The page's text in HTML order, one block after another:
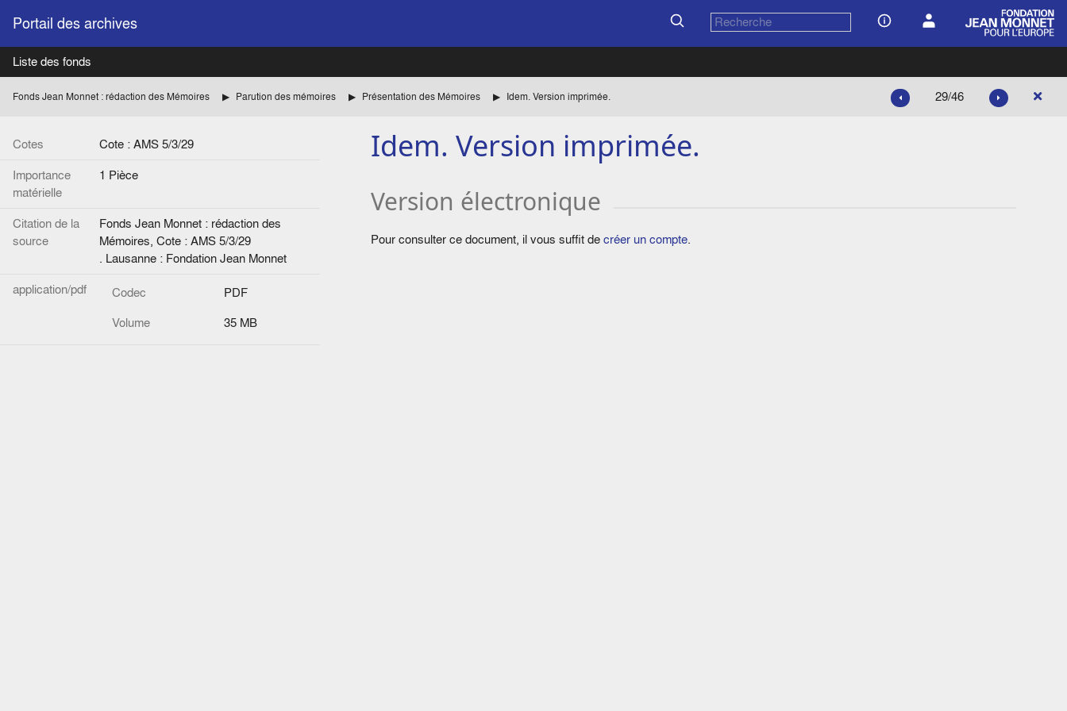
Portail des archives
Liste des fonds
Fonds Jean Monnet : rédaction des Mémoires Parution des mémoires Présentation des Mémoires Idem. Version imprimée. 29/46
Cotes
Cote : AMS 5/3/29
Importance
matérielle
1 Pièce
Citation de la
source
Fonds Jean Monnet : rédaction des
Mémoires, Cote : AMS 5/3/29
. Lausanne : Fondation Jean Monnet
application/pdf
Codec
PDF
Volume
35 MB
Idem. Version imprimée.
Version électronique
Pour consulter ce document, il vous suffit decréer un compte.